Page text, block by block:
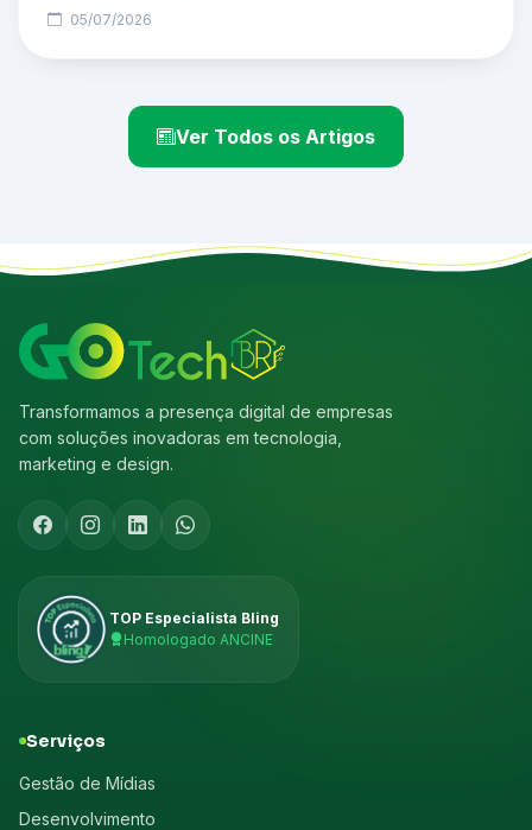
05/07/2026
Ver Todos os Artigos
Transformamos a presença digital de empresas
com soluções inovadoras em tecnologia,
marketing e design.
TOP Especialista Bling
Homologado ANCINE
Serviços
Gestão de Mídias
Desenvolvimento